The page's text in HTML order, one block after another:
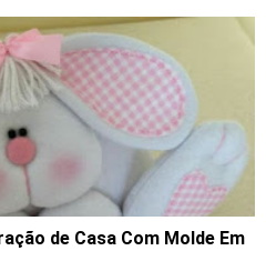
de Casa Com Molde Em